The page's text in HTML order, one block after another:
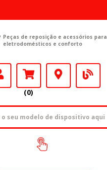
Peças de reposição e acessórios para
eletrodomésticos e conforto
(0)
Como encontrar
o seu modelo?